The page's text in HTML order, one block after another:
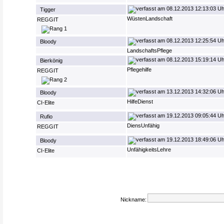
Tigger 08.12.2013 12:13:03
REGGIT
WüstenLandschaft
Bloody 08.12.2013 12:25:54
LandschaftsPflege
Bierkönig
08.12.2013 15:19:14
REGGIT
Pflegehilfe
Bloody 13.12.2013 14:32:06
CI-Elite
HilfeDienst
Rufio 19.12.2013 09:05:44
REGGIT
DiensUnfähig
Bloody 19.12.2013 18:49:06
CI-Elite
UnfähigkeitsLehre
Nickname: